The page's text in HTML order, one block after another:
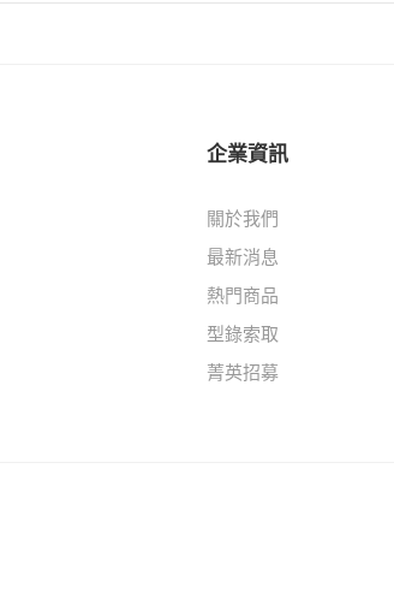
企業資訊
關於我們
最新消息
熱門商品
型錄索取
菁英招募